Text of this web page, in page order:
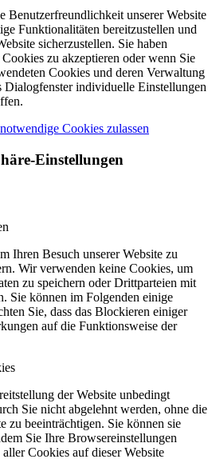
Benutzerfreundlichkeit unserer Website
Funktionalitäten bereitzustellen und
sicherzustellen. Sie haben
zu akzeptieren oder wenn Sie
Cookies und deren Verwaltung
Dialogfenster individuelle Einstellungen
Cookies zulassen
Einstellungen
Ihren Besuch unserer Website zu
Wir verwenden keine Cookies, um
zu speichern oder Drittparteien mit
Sie können im Folgenden einige
Sie, dass das Blockieren einiger
auf die Funktionsweise der
der Website unbedingt
Sie nicht abgelehnt werden, ohne die
zu beeinträchtigen. Sie können sie
Sie Ihre Browsereinstellungen
Cookies auf dieser Website